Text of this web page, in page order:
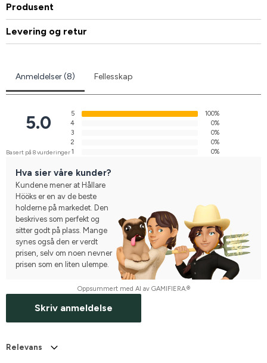
Produsent
Levering og retur
Anmeldelser (8) Fellesskap
5.0
Basert på 8 vurderinger
5
100%
4
0%
3
0%
2
0%
1
0%
Hva sier våre kunder?
Kundene mener at Hållare
Hööks er en av de beste
holderne på markedet. Den
beskrives som perfekt og
sitter godt på plass. Mange
synes også den er verdt
prisen, selv om noen nevner
prisen som en liten ulempe.
Oppsummert med AI av GAMIFIERA.®
Skriv anmeldelse
Relevans